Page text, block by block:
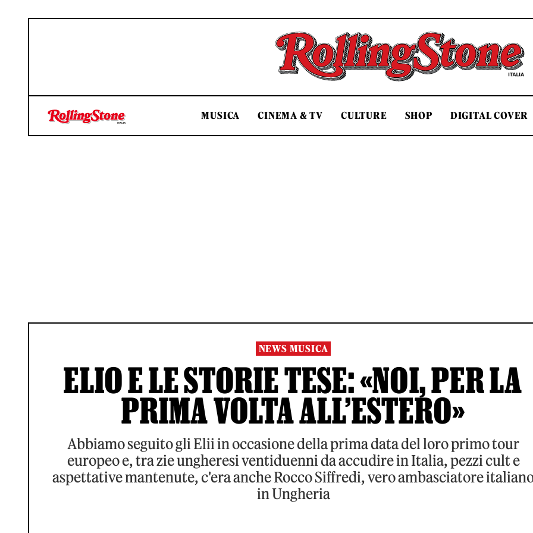
Rolling Stone Italia
MUSICA CINEMA & TV CULTURE SHOP DIGITAL COVER
NEWS MUSICA
ELIO E LE STORIE TESE: «NOI, PER LA
PRIMA VOLTA ALL’ESTERO»
Abbiamo seguito gli Elii in occasione della prima data del loro primo tour
europeo e, tra zie ungheresi ventiduenni da accudire in Italia, pezzi cult e
aspettative mantenute, c'era anche Rocco Siffredi, vero ambasciatore
in Ungheria